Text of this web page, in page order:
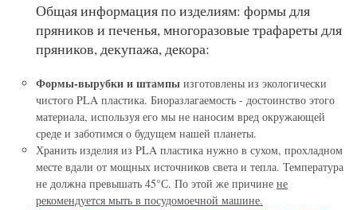
Общая информация по изделиям: формы для
пряников и печенья, многоразовые трафареты для
пряников, декупажа, декора:
Формы-вырубки и штампы изготовлены из экологически
чистого PLA пластика. Биоразлагаемость - достоинство этого
материала, используя его мы не наносим вред окружающей
среде и заботимся о будущем нашей планеты.
Хранить изделия из PLA пластика нужно в сухом, прохладном
месте вдали от мощных источников света и тепла. Температура
не должна превышать 45°С. По этой же причине не
рекомендуется мыть в посудомоечной машине.